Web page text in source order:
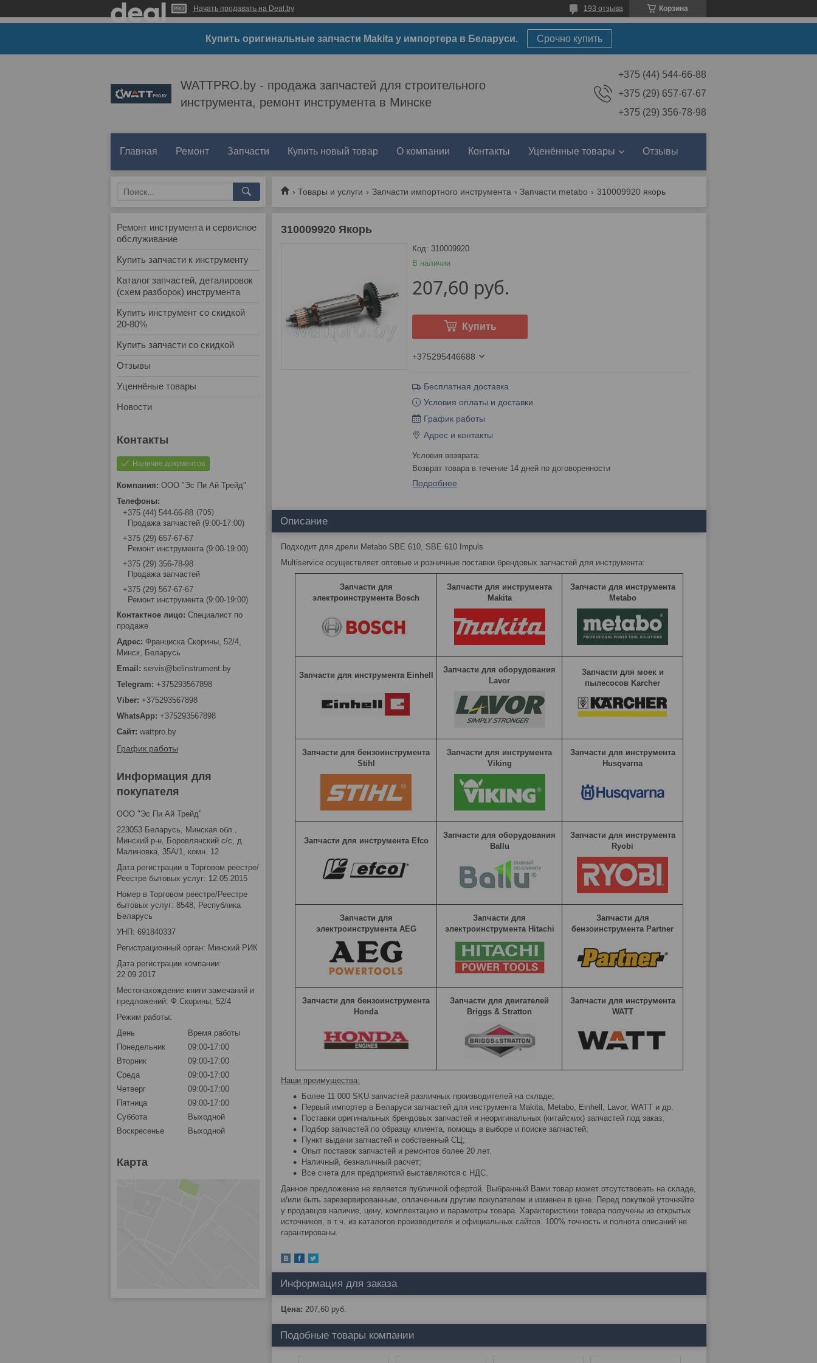
Начать продавать на Deal.by Корзина
193 отзыва
Купить оригинальные запчасти Makita у импортера в Беларуси. Срочно купить
WATTPRO.by - продажа запчастей для строительного
инструмента, ремонт инструмента в Минске
+375 (44) 544-66-88
+375 (29) 657-67-67
+375 (29) 356-78-98
Главная Ремонт Запчасти Купить новый товар О компании Контакты Уценённые товары Отзывы
Товары и услуги Запчасти импортного инструмента Запчасти metabo 310009920 якорь
310009920 Якорь
В наличии
Код: 310009920
207,60 руб.
Купить
+375295446688
Бесплатная доставка
Условия оплаты и доставки
График работы
Адрес и контакты
возврат товара в течение 14 дней по договоренности
Подробнее
Описание
Подходит для дрели Metabo SBE 610, SBE 610 Impuls
Multiservice осуществляет оптовые и розничные поставки брендовых запчастей для инструмента:
Запчасти для
электроинструмента Bosch
Запчасти для инструмента
Makita
Запчасти для инструмента
Metabo
Запчасти для инструмента Einhell
Запчасти для оборудования
Lavor
Запчасти для моек и
пылесосов Karcher
Запчасти для бензоинструмента
Stihl
Запчасти для инструмента
Viking
Запчасти для инструмента
Husqvarna
Запчасти для инструмента Efco
Запчасти для оборудования
Ballu
Запчасти для инструмента
Ryobi
Запчасти для
электроинструмента AEG
Запчасти для
электроинструмента Hitachi
Запчасти для
бензоинструмента Partner
Запчасти для бензоинструмента
Honda
Запчасти для двигателей
Briggs & Stratton
Запчасти для инструмента
WATT
Наши преимущества:
Более 11 000 SKU запчастей различных производителей на складе;
Первый импортер в Беларуси запчастей для инструмента Makita, Metabo, Einhell, Lavor, WATT и др.
Поставки оригинальных брендовых запчастей и неоригинальных (китайских) запчастей под заказ;
Подбор запчастей по образцу клиента, помощь в выборе и поиске запчастей;
Пункт выдачи запчастей и собственный СЦ;
Опыт поставок запчастей и ремонтов более 20 лет.
Наличный, безналичный расчет;
Все счета для предприятий выставляются с НДС.
Данное предложение не является публичной офертой. Выбранный Вами товар может отсутствовать на складе,
и/или быть зарезервированным, оплаченным другим покупателем и изменен в цене. Перед покупкой уточняйте
у продавцов наличие, цену, комплектацию и параметры товара. Характеристики товара получены из открытых
источников, в т.ч. из каталогов производителя и официальных сайтов. 100% точность и полнота описаний не
гарантированы.
Информация для заказа
Цена: 207,60 руб.
Подобные товары компании
Ремонт инструмента и сервисное
обслуживание
Купить запчасти к инструменту
Каталог запчастей, деталировок
(схем разборок) инструмента
Купить инструмент со скидкой
20-80%
Купить запчасти со скидкой
Отзывы
Уценнёные товары
Новости
Наличие документов
ООО "Эс Пи Ай Трейд"
+375 (44) 544-66-88 705
Продажа запчастей (9:00-17:00)
+375 (29) 657-67-67
Ремонт инструмента (9:00-19:00)
+375 (29) 356-78-98
Продажа запчастей
+375 (29) 567-67-67
Ремонт инструмента (9:00-19:00)
Специалист по
продаже
Франциска Скорины, 52/4,
Минск, Беларусь
servis@belinstrument.by
+375293567898
+375293567898
+375293567898
wattpro.by
График работы
Информация для
покупателя
ООО "Эс Пи Ай Трейд"
223053 Беларусь, Минская обл.,
Минский р-н, Боровлянский с/с, д.
Малиновка, 35А/1, комн. 12
Дата регистрации в Торговом реестре/
Реестре бытовых услуг: 12.05.2015
Номер в Торговом реестре/Реестре
бытовых услуг: 8548, Республика
Беларусь
УНП: 691840337
Регистрационный орган: Минский РИК
Дата регистрации компании:
22.09.2017
Местонахождение книги замечаний и
предложений: Ф.Скорины, 52/4
Режим работы:
День
Время работы
Понедельник
09:00-17:00
Вторник
09:00-17:00
Среда
09:00-17:00
Четверг
09:00-17:00
Пятница
09:00-17:00
Суббота
Выходной
Воскресенье
Выходной
Карта